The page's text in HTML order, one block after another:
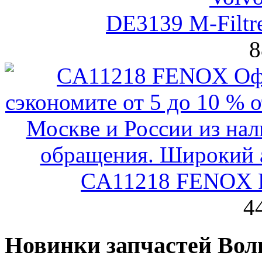
DE3139 M-
CA11218 FENOX
Новинки запчастей